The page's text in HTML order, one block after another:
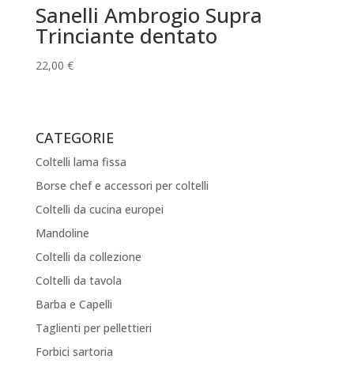
Sanelli Ambrogio Supra
Trinciante dentato
22,00 €
CATEGORIE
Coltelli lama fissa
Borse chef e accessori per coltelli
Coltelli da cucina europei
Mandoline
Coltelli da collezione
Coltelli da tavola
Barba e Capelli
Taglienti per pellettieri
Forbici sartoria